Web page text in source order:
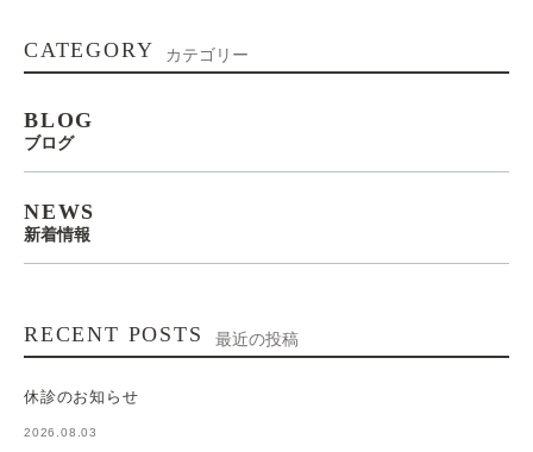
CATEGORY カテゴリー
BLOG
ブログ
NEWS
新着情報
RECENT POSTS 最近の投稿
休診のお知らせ
2026.08.03